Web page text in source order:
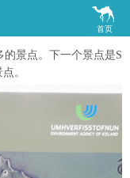

首页
景点。下一个景点是S
。